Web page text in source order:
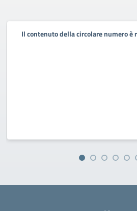
Il contenuto della circolare numero è